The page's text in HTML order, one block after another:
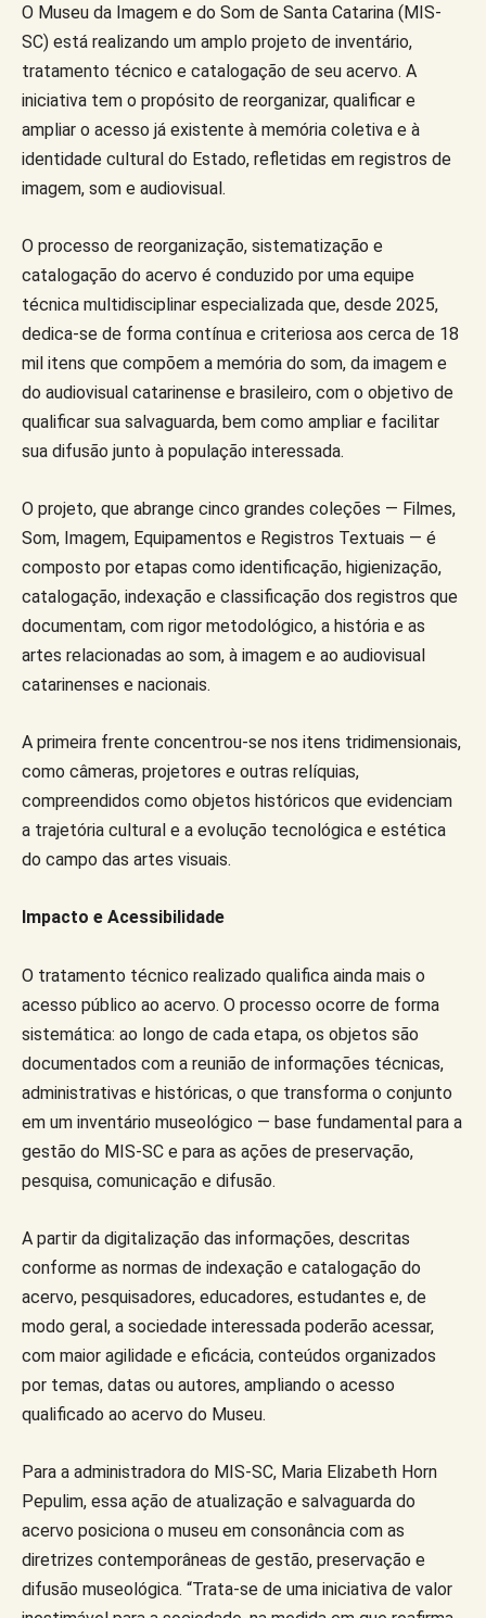
O Museu da Imagem e do Som de Santa Catarina (MIS-
SC) está realizando um amplo projeto de inventário,
tratamento técnico e catalogação de seu acervo. A
iniciativa tem o propósito de reorganizar, qualificar e
ampliar o acesso já existente à memória coletiva e à
identidade cultural do Estado, refletidas em registros de
imagem, som e audiovisual.
O processo de reorganização, sistematização e
catalogação do acervo é conduzido por uma equipe
técnica multidisciplinar especializada que, desde 2025,
dedica-se de forma contínua e criteriosa aos cerca de 18
mil itens que compõem a memória do som, da imagem e
do audiovisual catarinense e brasileiro, com o objetivo de
qualificar sua salvaguarda, bem como ampliar e facilitar
sua difusão junto à população interessada.
O projeto, que abrange cinco grandes coleções — Filmes,
Som, Imagem, Equipamentos e Registros Textuais — é
composto por etapas como identificação, higienização,
catalogação, indexação e classificação dos registros que
documentam, com rigor metodológico, a história e as
artes relacionadas ao som, à imagem e ao audiovisual
catarinenses e nacionais.
A primeira frente concentrou-se nos itens tridimensionais,
como câmeras, projetores e outras relíquias,
compreendidos como objetos históricos que evidenciam
a trajetória cultural e a evolução tecnológica e estética
do campo das artes visuais.
Impacto e Acessibilidade
O tratamento técnico realizado qualifica ainda mais o
acesso público ao acervo. O processo ocorre de forma
sistemática: ao longo de cada etapa, os objetos são
documentados com a reunião de informações técnicas,
administrativas e históricas, o que transforma o conjunto
em um inventário museológico — base fundamental para a
gestão do MIS-SC e para as ações de preservação,
pesquisa, comunicação e difusão.
A partir da digitalização das informações, descritas
conforme as normas de indexação e catalogação do
acervo, pesquisadores, educadores, estudantes e, de
modo geral, a sociedade interessada poderão acessar,
com maior agilidade e eficácia, conteúdos organizados
por temas, datas ou autores, ampliando o acesso
qualificado ao acervo do Museu.
Para a administradora do MIS-SC, Maria Elizabeth Horn
Pepulim, essa ação de atualização e salvaguarda do
acervo posiciona o museu em consonância com as
diretrizes contemporâneas de gestão, preservação e
difusão museológica. “Trata-se de uma iniciativa de valor